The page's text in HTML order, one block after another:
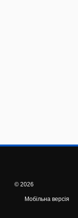
© 2026
Мобільна версія